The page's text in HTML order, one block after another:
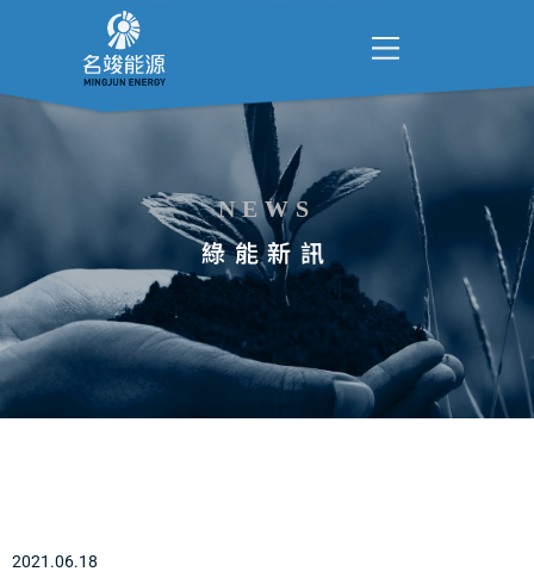
NEWS
綠能新訊
2021.06.18